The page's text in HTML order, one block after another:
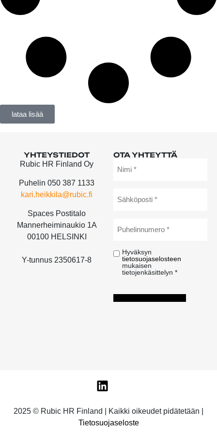
lataa lisää
YHTEYSTIEDOT
Rubic HR Finland Oy
Puhelin 050 387 1133
kari.heikkila@rubic.fi
Spaces Postitalo
Mannerheiminaukio 1A
00100 HELSINKI
Y-tunnus 2350617-8
OTA YHTEYTTÄ
Hyväksyn
tietosuojaselosteen
mukaisen
tietojenkäsittelyn
Hyväksyn
tietosuojaselosteen
mukaisen
tietojenkäsittelyn *
2025 © Rubic HR Finland | Kaikki oikeudet pidätetään |
Tietosuojaseloste